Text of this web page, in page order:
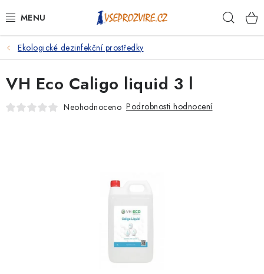
na
PSI
KOČKY
KONĚ
Ekologické dezinfekční prostředky
VH Eco Caligo liquid 3 l
Neohodnoceno Podrobnosti hodnocení